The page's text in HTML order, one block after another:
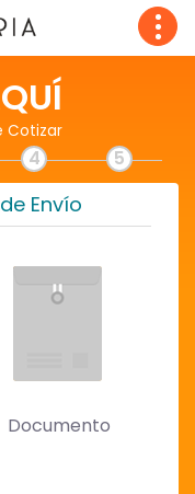
Cotizar
4 5
Envío
Documento